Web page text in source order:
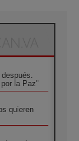
la Paz"
quieren